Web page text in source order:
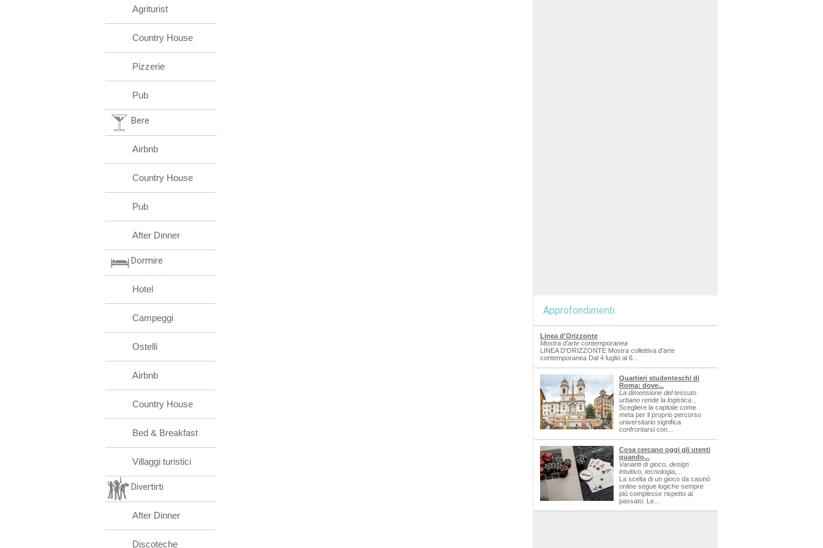
Agriturist
Country House
Pizzerie
Pub
Bere
Airbnb
Country House
Pub
After Dinner
Dormire
Hotel
Campeggi
Ostelli
Airbnb
Country House
Bed & Breakfast
Villaggi turistici
Divertirti
After Dinner
Discoteche
Approfondimenti
Linea d'Orizzonte
Mostra d'arte contemporanea
LINEA D'ORIZZONTE Mostra collettiva d'arte
contemporanea Dal 4 luglio al 6...
Quartieri studenteschi di
Roma: dove...
La dimensione del tessuto
urbano rende la logistica...
Scegliere la capitale come
meta per il proprio percorso
universitario significa
confrontarsi con...
Cosa cercano oggi gli utenti
quando...
Varianti di gioco, design
intuitivo, tecnologia,...
La scelta di un gioco da casinò
online segue logiche sempre
più complesse rispetto al
passato. Le...